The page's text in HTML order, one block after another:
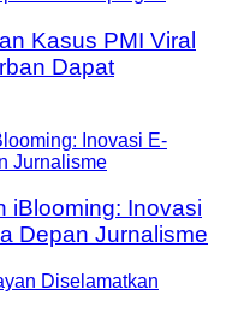
Kasus PMI Viral
Dapat
iBlooming: Inovasi
Depan Jurnalisme